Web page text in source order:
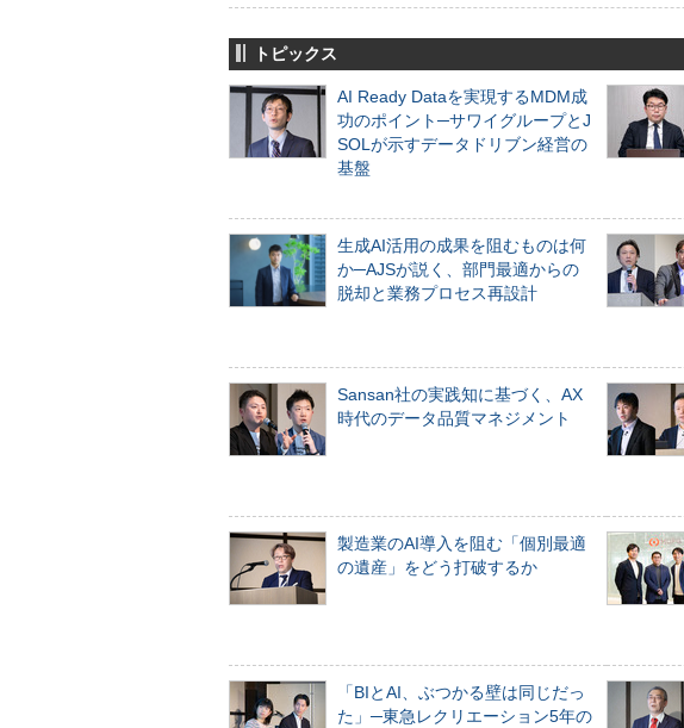
トピックス
AI Ready Dataを実現するMDM成
功のポイント─サワイグループとJ
SOLが示すデータドリブン経営の
基盤
生成AI活用の成果を阻むものは何
か─AJSが説く、部門最適からの
脱却と業務プロセス再設計
Sansan社の実践知に基づく、AX
時代のデータ品質マネジメント
製造業のAI導入を阻む「個別最適
の遺産」をどう打破するか
「BIとAI、ぶつかる壁は同じだっ
た」─東急レクリエーション5年の